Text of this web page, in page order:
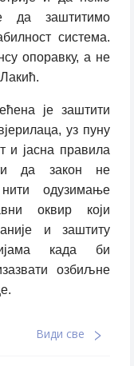
да заштитимо
система.
опоравку, а не
је заштити
уз пуну
и јасна правила
да закон не
нити одузимање
оквир који
и заштиту
када би
озбиљне
Види све